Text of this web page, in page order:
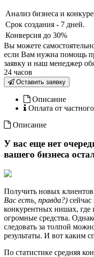
Анализ бизнеса и
Срок создания - 7 дней.
Конверсия до 30%
Вы можете
если Вам нужна помощь
заявку и наш менеджер
24 часов
Оставить заявку
Описание
Оплата от
Описание
У вас еще нет
вашего бизнеса
Получить новых
Вас есть, правда?)
конкурентных нишах, где
огромные средства.
следовать за толпой
результаты. И вот каким
По статистике средняя